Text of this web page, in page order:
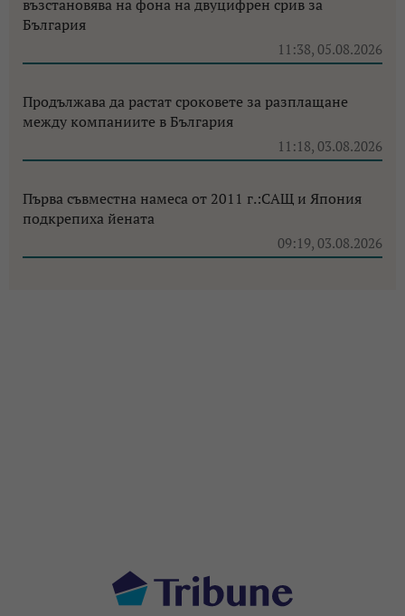
възстановява на фона на двуцифрен срив за
България
11:38, 05.08.2026
Продължава да растат сроковете за разплащане
между компаниите в България
11:18, 03.08.2026
Първа съвместна намеса от 2011 г.:САЩ и Япония
подкрепиха йената
09:19, 03.08.2026